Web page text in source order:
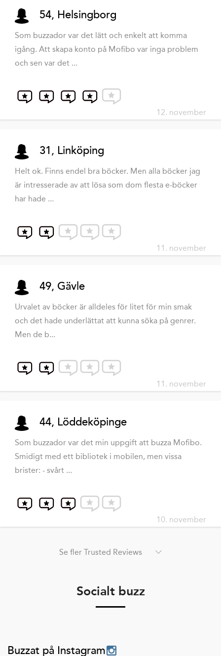
54, Helsingborg
Som buzzador var det lätt och enkelt att komma
igång. Att skapa konto på Mofibo var inga problem
och sen var det ...
12. november
31, Linköping
Helt ok. Finns endel bra böcker. Men alla böcker jag
är intresserade av att lösa som dom flesta e-böcker
har hade ...
11. november
49, Gävle
Urvalet av böcker är alldeles för litet för min smak
och det hade underlättat att kunna söka på genrer.
Men de b...
11. november
44, Löddeköpinge
Som buzzador var det min uppgift att buzza Mofibo.
Smidigt med ett bibliotek i mobilen, men vissa
brister: - svårt ...
10. november
Se fler Trusted Reviews
Socialt buzz
Buzzat på Instagram